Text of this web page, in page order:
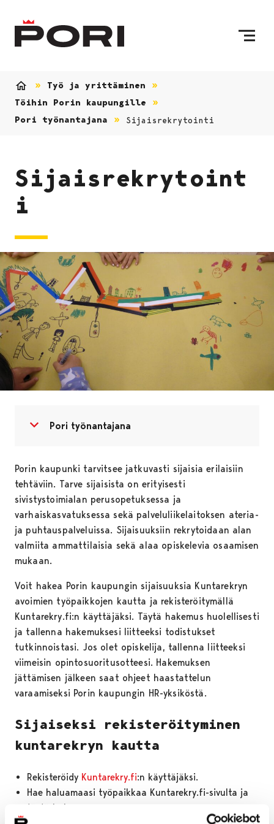
Työ ja yrittäminen
Töihin Porin kaupungille
Pori työnantajana
Sijaisrekrytointi
Sijaisrekrytoint
i
Avaa valikko
Sulje valikko
Pori työnantajana
Porin kaupunki tarvitsee jatkuvasti sijaisia erilaisiin
tehtäviin. Tarve sijaisista on erityisesti
sivistystoimialan perusopetuksessa ja
varhaiskasvatuksessa sekä palveluliikelaitoksen ateria-
ja puhtauspalveluissa. Sijaisuuksiin rekrytoidaan alan
valmiita ammattilaisia sekä alaa opiskelevia osaamisen
mukaan.
Voit hakea Porin kaupungin sijaisuuksia Kuntarekryn
avoimien työpaikkojen kautta ja rekisteröitymällä
Kuntarekry.fi:n käyttäjäksi. Täytä hakemus huolellisesti
ja tallenna hakemuksesi liitteeksi todistukset
tutkinnoistasi. Jos olet opiskelija, tallenna liitteeksi
viimeisin opintosuoritusotteesi. Hakemuksen
jättämisen jälkeen saat ohjeet haastattelun
varaamiseksi Porin kaupungin HR-yksiköstä.
Sijaiseksi rekisteröityminen
kuntarekryn kautta
Rekisteröidy Kuntarekry.fi:n käyttäjäksi.
Hae haluamaasi työpaikkaa Kuntarekry.fi-sivulta ja
täytä hakemus.